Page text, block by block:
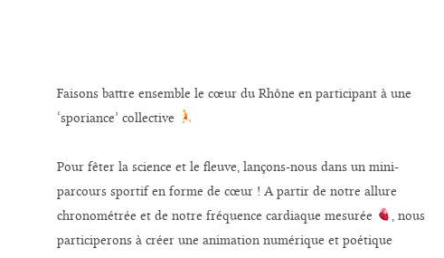
Faisons battre ensemble le cœur du Rhône en participant à une
‘sporiance’ collective
Pour fêter la science et le fleuve, lançons-nous dans un mini-
parcours sportif en forme de cœur ! A partir de notre allure
chronométrée et de notre fréquence cardiaque mesurée
, nous
participerons à créer une animation numérique et poétique